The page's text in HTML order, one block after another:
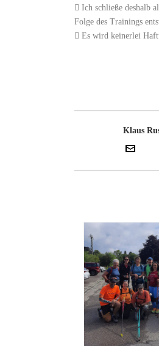
 Ich schließe deshalb
Folge des Trainings
 Es wird keinerlei
Klaus